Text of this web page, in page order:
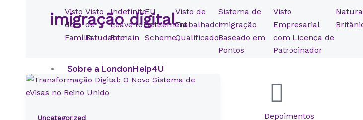
Visto
de
Família
Visto
de
Estudante
Indefinite
Leave to
Remain
EU
Settlement
Scheme
Visto de
Trabalhador
Qualificado
Sistema de
Imigração
Baseado em
Pontos
Visto
Empresarial
com Licença de
Patrocinador
Sobre a LondonHelp4U
A Empresa
Depoimentos
imigração digital
Uncategorized